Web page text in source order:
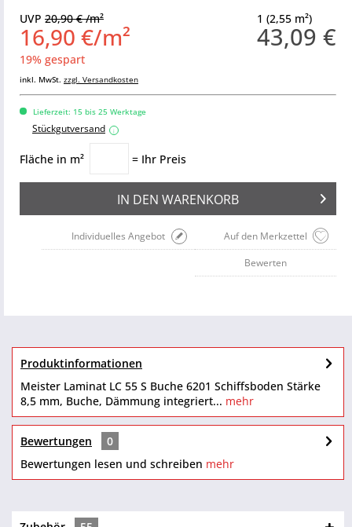
1 (2,55 m²)
43,09 €
UVP 20,90 € /m²
16,90 €/m²
19% gespart
inkl. MwSt. zzgl. Versandkosten
Lieferzeit: 15 bis 25 Werktage
Stückgutversand i
Fläche in m² = Ihr Preis
IN DEN WARENKORB
Auf den Merkzettel
Individuelles Angebot
Bewerten
Produktinformationen
Meister Laminat LC 55 S Buche 6201 Schiffsboden Stärke
8,5 mm, Buche, Dämmung integriert... mehr
Bewertungen
0
Bewertungen lesen und schreiben mehr